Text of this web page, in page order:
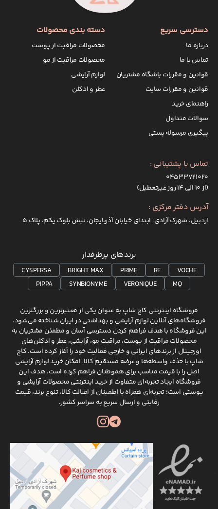
دسترسی سریع
درباره ما
تماس با ما
قوانین و مقررات باشگاه مشتریان
قوانین و مقررات سایت
راهنمای خرید
سوالات متداول
پیگیری مرسوله پستی
دسته بندی محصولات
محصولات مراقبت از پوست
محصولات مراقبت از مو
لوازم آرایشی
عطر و ادکلن
تماس با پشتیبانی :
۰۴۵۳۳۷۲۱۰۲۰
(از ۱۰ الی ۱۴ روز غیرتعطیل)
آدرس دفتر مرکزی :
اردبیل، شهرک آزادی، ابتدای خیابان آذربایجان، نبش بلوک یکم، پلاک 5
برندهای پرطرفدار
VOCHE
RF
PRIME
BRIGHT MAX
CYSPERSA
MQ
VERONIQUE
SYNBIONYME
PIPPA
فروشگاه اینترنتی کاج شاپ به عنوان یکی از معتبرترین و بزرگترین
فروشگاه‌های آنلاین لوازم آرایشی و بهداشتی در ایران شناخته می‌شود.
این فروشگاه با هدف فراهم کردن دسترسی آسان و مطمئن مشتریان به
محصولات مراقبت از پوست، مراقبت مو، آرایشی، عطر و ادکلن‌های
اورجینال از برندهای ایرانی و خارجی فعالیت خود را آغاز کرده است. کاج
شاپ با حذف واسطه‌ها و عرضه مستقیم کالا، امکان خرید لوازم آرایشی
اصل را با قیمت مناسب برای هموطنان فراهم کرده است. هدف این
فروشگاه ایجاد تجربه‌ای متفاوت از خرید اینترنتی محصولات آرایشی و
پوستی است؛ تجربه‌ای همراه با اطمینان از اصالت کالا، تنوع برند، قیمت
رقابتی و ارسال سریع به سراسر کشور.